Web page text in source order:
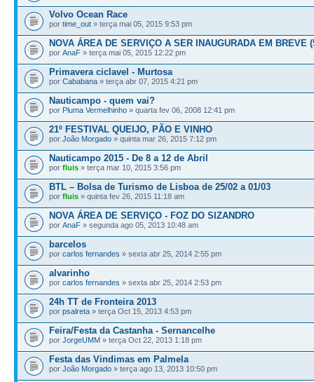
Volvo Ocean Race
por time_out » terça mai 05, 2015 9:53 pm
NOVA ÁREA DE SERVIÇO A SER INAUGURADA EM BREVE
por AnaF » terça mai 05, 2015 12:22 pm
Primavera ciclavel - Murtosa
por Cababana » terça abr 07, 2015 4:21 pm
Nauticampo - quem vai?
por Pluma Vermelhinho » quarta fev 06, 2008 12:41 pm
21º FESTIVAL QUEIJO, PÃO E VINHO
por João Morgado » quinta mar 26, 2015 7:12 pm
Nauticampo 2015 - De 8 a 12 de Abril
por fluis » terça mar 10, 2015 3:56 pm
BTL – Bolsa de Turismo de Lisboa de 25/02 a 01/03
por fluis » quinta fev 26, 2015 11:18 am
NOVA ÁREA DE SERVIÇO - FOZ DO SIZANDRO
por AnaF » segunda ago 05, 2013 10:48 am
barcelos
por carlos fernandes » sexta abr 25, 2014 2:55 pm
alvarinho
por carlos fernandes » sexta abr 25, 2014 2:53 pm
24h TT de Fronteira 2013
por psalreta » terça Oct 15, 2013 4:53 pm
Feira/Festa da Castanha - Sernancelhe
por JorgeUMM » terça Oct 22, 2013 1:18 pm
Festa das Vindimas em Palmela
por João Morgado » terça ago 13, 2013 10:50 pm